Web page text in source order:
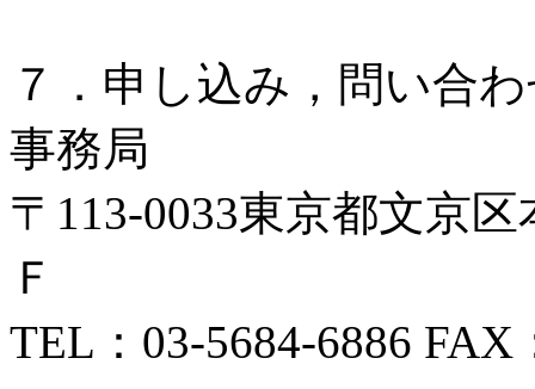
７．申し込み，問い合
事務局
〒113-0033東京都文京
Ｆ
TEL：03-5684-6886 FAX